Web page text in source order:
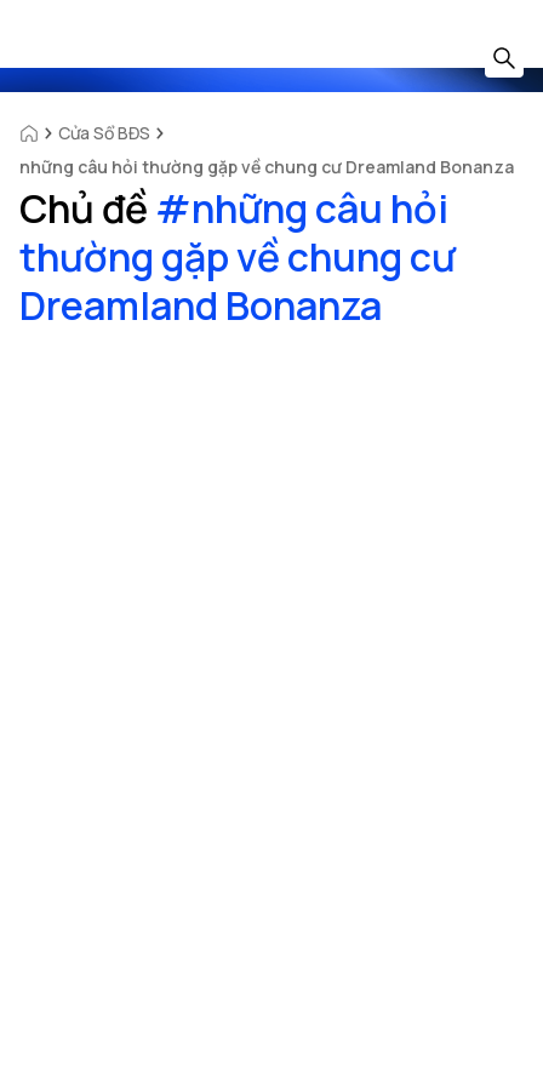
Cửa Sổ BĐS
những câu hỏi thường gặp về chung cư Dreamland Bonanza
Chủ đề #những câu hỏi
thường gặp về chung cư
Dreamland Bonanza